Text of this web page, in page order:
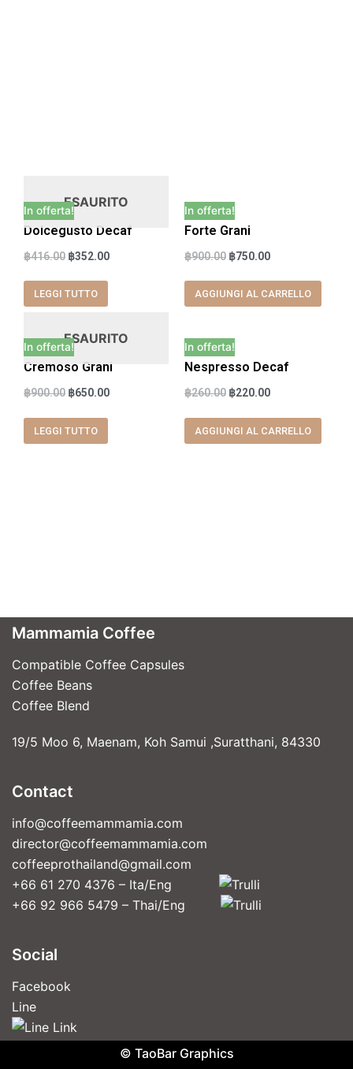
ESAURITO
In offerta!
Dolcegusto Decaf
฿416.00 ฿352.00
LEGGI TUTTO
In offerta!
Forte Grani
฿900.00 ฿750.00
AGGIUNGI AL CARRELLO
ESAURITO
In offerta!
Cremoso Grani
฿900.00 ฿650.00
LEGGI TUTTO
In offerta!
Nespresso Decaf
฿260.00 ฿220.00
AGGIUNGI AL CARRELLO
Mammamia Coffee
Compatible Coffee Capsules
Coffee Beans
Coffee Blend
19/5 Moo 6, Maenam, Koh Samui ,Suratthani, 84330
Contact
info@coffeemammamia.com
director@coffeemammamia.com
coffeeprothailand@gmail.com
+66 61 270 4376 – Ita/Eng
+66 92 966 5479 – Thai/Eng
Social
Facebook
Line
© TaoBar Graphics